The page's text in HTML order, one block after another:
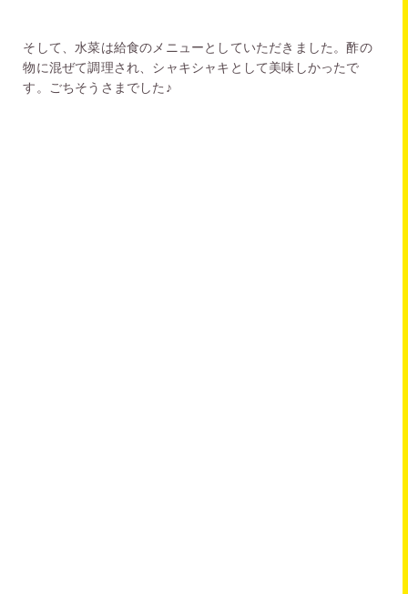
そして、水菜は給食のメニューとしていただきました。酢の
物に混ぜて調理され、シャキシャキとして美味しかったで
す。ごちそうさまでした♪